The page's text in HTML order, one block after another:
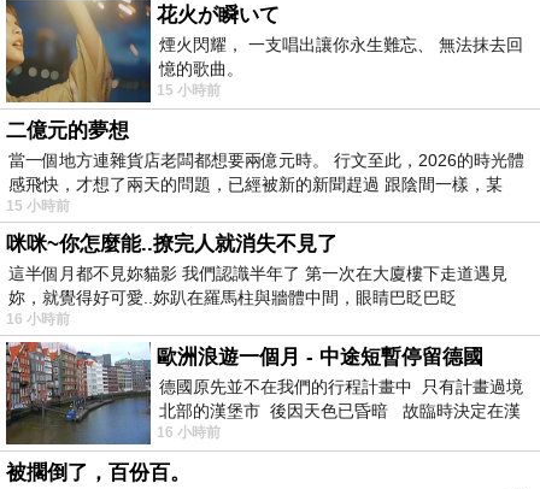
花火が瞬いて
煙火閃耀， 一支唱出讓你永生難忘、 無法抹去回
憶的歌曲。
15 小時前
二億元的夢想
當一個地方連雜貨店老闆都想要兩億元時。 行文至此，2026的時光體
感飛快，才想了兩天的問題，已經被新的新聞趕過 跟陰間一樣，某
15 小時前
咪咪~你怎麼能..撩完人就消失不見了
這半個月都不見妳貓影 我們認識半年了 第一次在大廈樓下走道遇見
妳，就覺得好可愛..妳趴在羅馬柱與牆體中間，眼睛巴眨巴眨
16 小時前
歐洲浪遊一個月 - 中途短暫停留德國
德國原先並不在我們的行程計畫中 只有計畫過境
北部的漢堡市 後因天色已昏暗 故臨時決定在漢
堡市吃晚餐和過夜
16 小時前
被擱倒了，百份百。